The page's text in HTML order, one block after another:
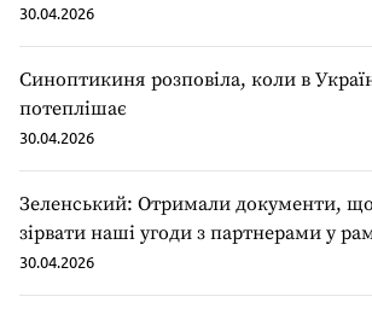
30.04.2026
Синоптикиня розповіла, коли в
потеплішає
30.04.2026
Зеленський: Отримали документи,
зірвати наші угоди з партнерами у
30.04.2026